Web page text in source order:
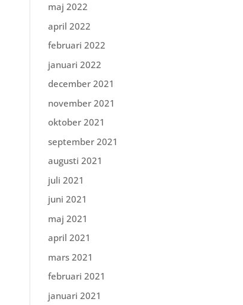
maj 2022
april 2022
februari 2022
januari 2022
december 2021
november 2021
oktober 2021
september 2021
augusti 2021
juli 2021
juni 2021
maj 2021
april 2021
mars 2021
februari 2021
januari 2021